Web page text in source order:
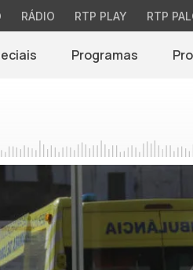
RÁDIO RTP PLAY RTP
Programas